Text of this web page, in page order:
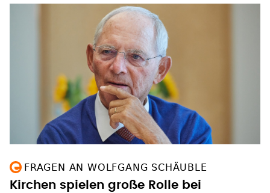
FRAGEN AN WOLFGANG SCHÄUBLE
Kirchen spielen große Rolle bei